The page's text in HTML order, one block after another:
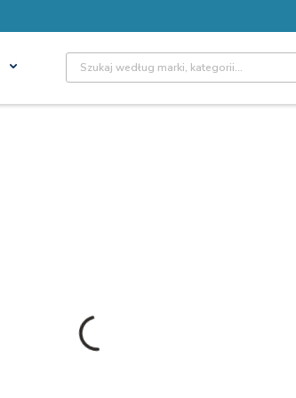
Site Search